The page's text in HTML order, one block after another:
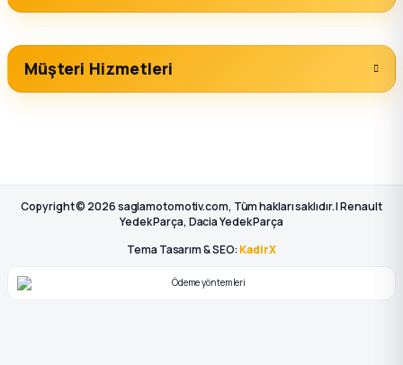
Müşteri Hizmetleri
Copyright © 2026 saglamotomotiv.com, Tüm hakları saklıdır. | Renault
Yedek Parça, Dacia Yedek Parça
Tema Tasarım & SEO: KadirX